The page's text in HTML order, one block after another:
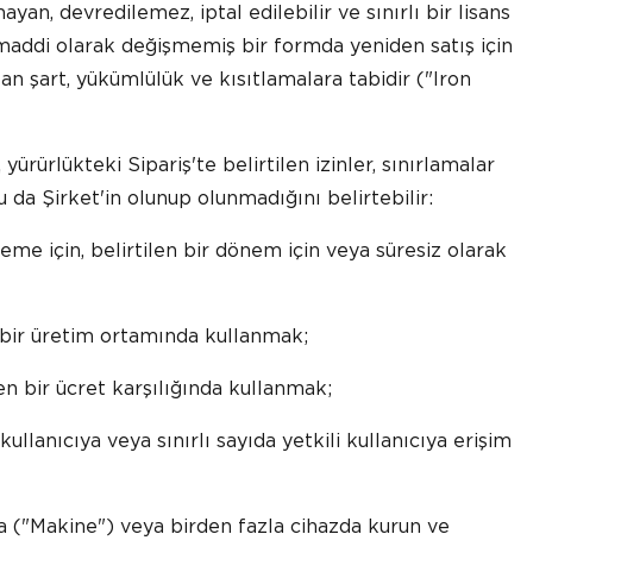
devredilemez, iptal edilebilir ve sınırlı bir lisans
olarak değişmemiş bir formda yeniden satış için
şart, yükümlülük ve kısıtlamalara tabidir ("Iron
Sipariş'te belirtilen izinler, sınırlamalar
Şirket'in olunup olunmadığını belirtebilir:
için, belirtilen bir dönem için veya süresiz olarak
üretim ortamında kullanmak;
bir ücret karşılığında kullanmak;
veya sınırlı sayıda yetkili kullanıcıya erişim
("Makine") veya birden fazla cihazda kurun ve